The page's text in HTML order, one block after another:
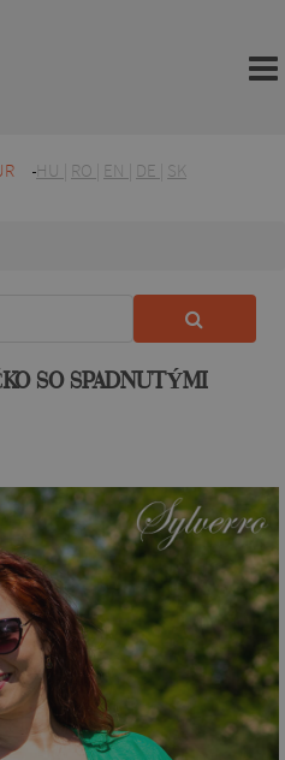
HU RO EN DE SK
SO SPADNUTÝMI